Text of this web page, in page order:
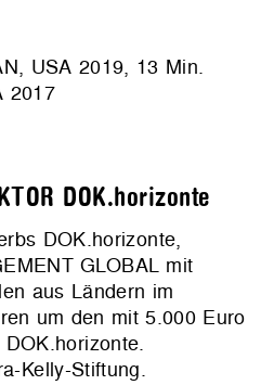
USA 2019, 13 Min.
2017
DOK.horizonte
DOK.horizonte,
GLOBAL mit
aus Ländern im
um den mit 5.000 Euro
Kelly-Stiftung.